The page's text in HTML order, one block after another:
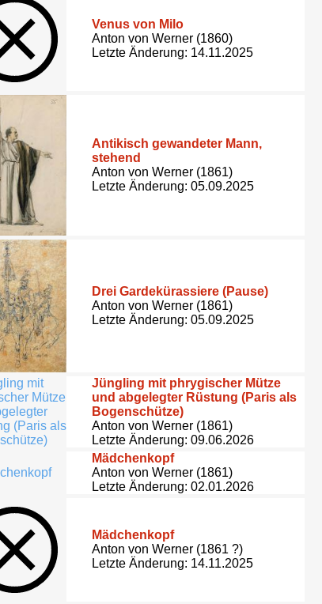
Venus von Milo
Anton von Werner (1860)
Letzte Änderung: 14.11.2025
Antikisch gewandeter Mann,
stehend
Anton von Werner (1861)
Letzte Änderung: 05.09.2025
Drei Gardekürassiere (Pause)
Anton von Werner (1861)
Letzte Änderung: 05.09.2025
Jüngling mit phrygischer Mütze
und abgelegter Rüstung (Paris als
Bogenschütze)
Anton von Werner (1861)
Letzte Änderung: 09.06.2026
Mädchenkopf
Anton von Werner (1861)
Letzte Änderung: 02.01.2026
Mädchenkopf
Anton von Werner (1861 ?)
Letzte Änderung: 14.11.2025